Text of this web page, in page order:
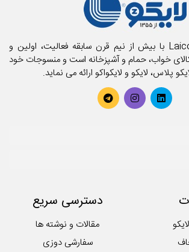
گروه صنعتی لایکو Laico با بیش از نیم قرن سابقه فعالیت، اولین و
کالای خواب، حمام و آشپزخانه است و منسوجات خود
پلاس، لایکو و لایکواکو ارائه می نماید.
دسترسی سریع
مقالات و نوشته ها
سفارشی دوزی